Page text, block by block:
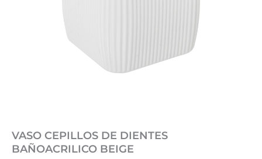
VASO CEPILLOS DE DIENTES
BAÑOACRILICO BEIGE